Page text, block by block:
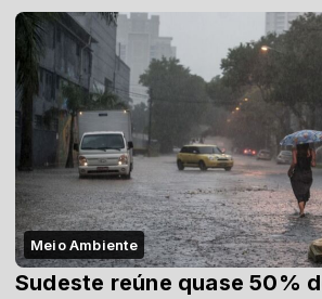
Meio Ambiente
Sudeste reúne quase 50%